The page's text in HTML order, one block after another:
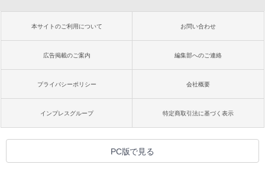
本サイトのご利用について お問い合わせ
広告掲載のご案内 編集部へのご連絡
プライバシーポリシー 会社概要
インプレスグループ 特定商取引法に基づく表示
PC版で見る